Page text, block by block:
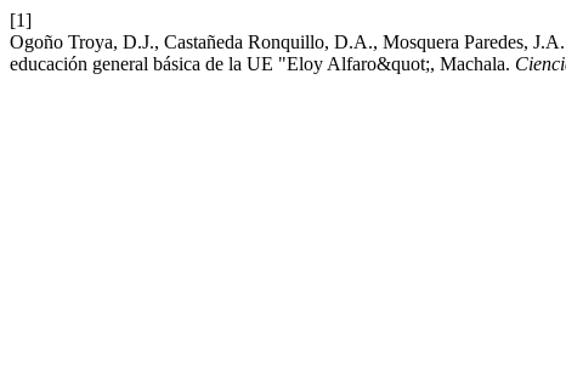
[1]
Ogoño Troya, D.J., Castañeda Ronquillo, D.A., Mosquera Paredes,
educación general básica de la UE "Eloy Alfaro&quot;, Machala.